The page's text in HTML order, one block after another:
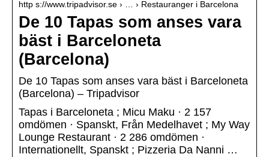
http s://www.tripadvisor.se › … › Restauranger i Barcelona
De 10 Tapas som anses vara
bäst i Barceloneta
(Barcelona)
De 10 Tapas som anses vara bäst i Barceloneta
(Barcelona) – Tripadvisor
Tapas i Barceloneta ; Micu Maku · 2 157
omdömen · Spanskt, Från Medelhavet ; My Way
Lounge Restaurant · 2 286 omdömen ·
Internationellt, Spanskt ; Pizzeria Da Nanni …